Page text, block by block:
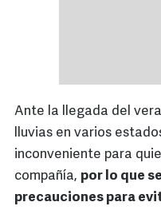
Ante la llegada del
lluvias en varios
inconveniente para
compañía, por lo que
precauciones para